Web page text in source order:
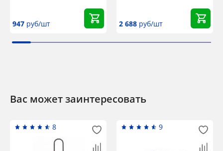
947 руб/шт 2 688 руб/шт
Вас может заинтересовать
8 9